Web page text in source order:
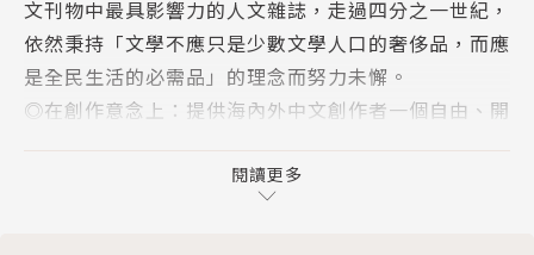
城市文學直達 大邱／司徒加特／香港／檳城
當代大師 喬恩．弗斯
編舟計畫
靈魂交換 靜物Lisa Djaati vs 陳昭淵
文刊物中最具影響力的人文雜誌，走過四分之一世紀，
依然秉持「文學不應只是少數文學人口的奢侈品，而應
是全民生活的必需品」的理念而努力未懈。
◎在創作意念上：提供海內外中文創作者一個自由、開
◎在編輯旨趣上：一方面探索文學的倫理意涵和藝術
性，一方面兼顧文學反映現實、反映時代的功能性。
閱讀更多